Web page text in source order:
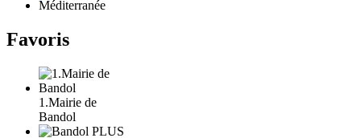
Favoris
1.Mairie de
Bandol